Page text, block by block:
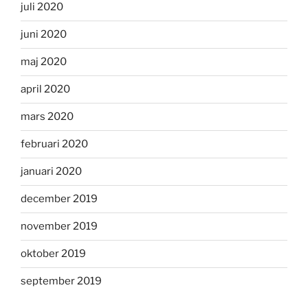
juli 2020
juni 2020
maj 2020
april 2020
mars 2020
februari 2020
januari 2020
december 2019
november 2019
oktober 2019
september 2019